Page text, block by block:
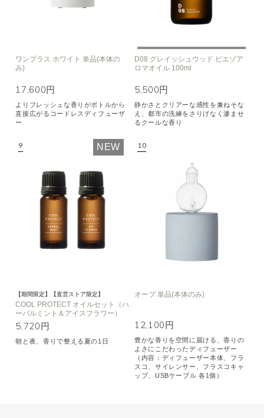
ワンプラス ホワイト 単品(本体の
み)
17,600円
よりフレッシュな香りがボトルから
直接広がるコードレスディフューザ
ー
D08 グレイッシュウッド ピエゾア
ロマオイル 100ml
5,500円
静かさとクリアーな感性を兼ねそな
え、都市の洗練をさりげなく滲ませ
るクールな香り
NEW
【期間限定】【直営ストア限定】
COOL PROTECT オイルセット（ハ
ーバルミント＆アイスフラワー）
5,720円
朝と夜、香りで整える夏の1日
オーブ 単品(本体のみ)
12,100円
豊かな香りを空間に届ける、香りの
よさにこだわったディフューザー
（内容：ディフューザー本体、フラ
スコ、サイレンサー、フラスコキャ
ップ、USBケーブル 各1個）